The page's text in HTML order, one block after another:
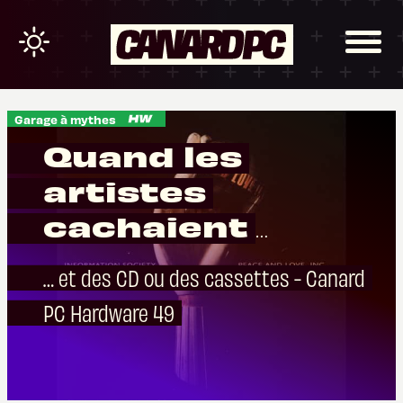
Garage à mythes
Quand les
artistes
cachaient
des programmes
dans des vinyles
… et des CD ou des cassettes - Canard
PC Hardware 49